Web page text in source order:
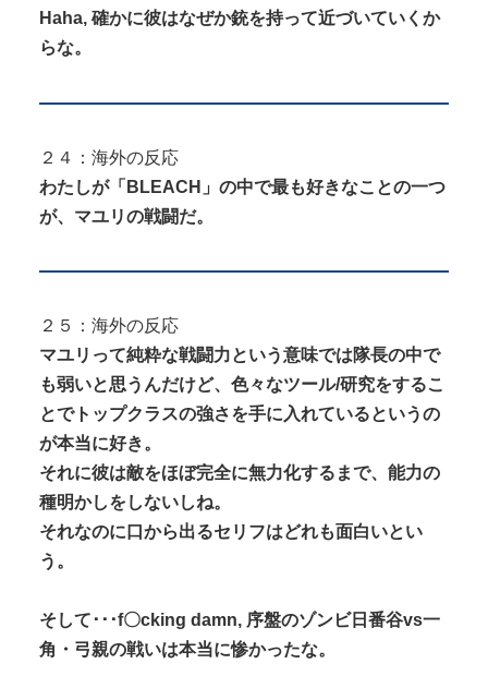
Haha, 確かに彼はなぜか銃を持って近づいていくか
らな。
２４：海外の反応
わたしが「BLEACH」の中で最も好きなことの一つ
が、マユリの戦闘だ。
２５：海外の反応
マユリって純粋な戦闘力という意味では隊長の中で
も弱いと思うんだけど、色々なツール/研究をするこ
とでトップクラスの強さを手に入れているというの
が本当に好き。
それに彼は敵をほぼ完全に無力化するまで、能力の
種明かしをしないしね。
それなのに口から出るセリフはどれも面白いとい
う。
そして･･･f〇cking damn, 序盤のゾンビ日番谷vs一
角・弓親の戦いは本当に惨かったな。